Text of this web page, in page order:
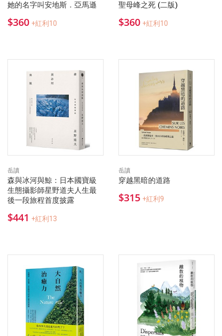
她的名字叫安地斯．亞馬遜
$360 +紅利10
聖母峰之死 (二版)
$360 +紅利10
岳讀
森與冰河與鯨：日本國寶級
生態攝影師星野道夫人生最
後一段旅程首度披露
$441 +紅利13
岳讀
穿越黑暗的道路
$315 +紅利9